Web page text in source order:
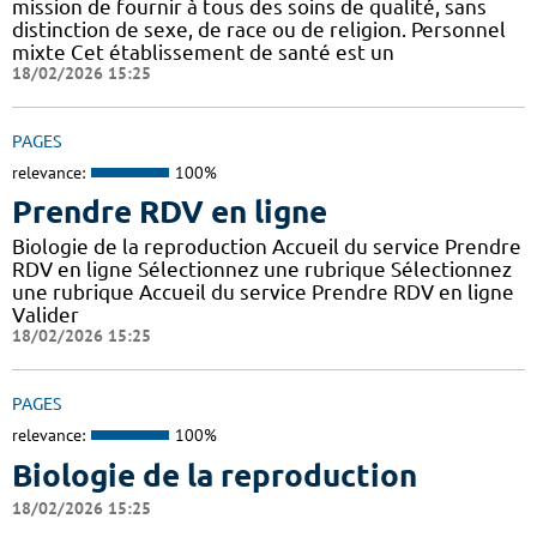
mission de fournir à tous des soins de qualité, sans
distinction de sexe, de race ou de religion. Personnel
mixte Cet établissement de santé est un
18/02/2026 15:25
PAGES
relevance: 100%
Prendre RDV en ligne
Biologie de la reproduction Accueil du service Prendre
RDV en ligne Sélectionnez une rubrique Sélectionnez
une rubrique Accueil du service Prendre RDV en ligne
Valider
18/02/2026 15:25
PAGES
relevance: 100%
Biologie de la reproduction
18/02/2026 15:25